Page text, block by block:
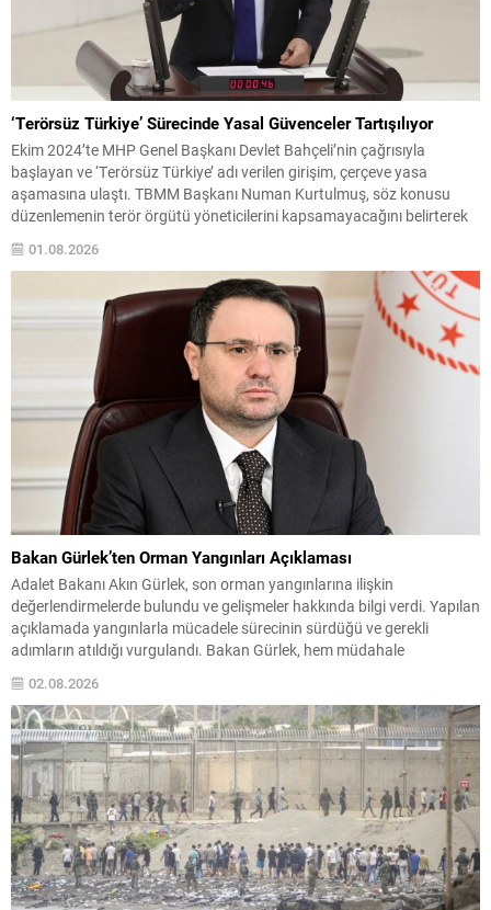
‘Terörsüz Türkiye’ Sürecinde Yasal Güvenceler Tartışılıyor
Ekim 2024’te MHP Genel Başkanı Devlet Bahçeli’nin çağrısıyla
başlayan ve ‘Terörsüz Türkiye’ adı verilen girişim, çerçeve yasa
aşamasına ulaştı. TBMM Başkanı Numan Kurtulmuş, söz konusu
düzenlemenin terör örgütü yöneticilerini kapsamayacağını belirterek
yasanın önümüzdeki hafta Meclis’e sunulacağını açıkladı. Yeni Parti
Diyarbakır Milletvekili Sezgin Tanrıkulu, sürecin uygulama boyutuna
ilişkin açıklamalarda bulundu ve...
01.08.2026
Bakan Gürlek’ten Orman Yangınları Açıklaması
Adalet Bakanı Akın Gürlek, son orman yangınlarına ilişkin
değerlendirmelerde bulundu ve gelişmeler hakkında bilgi verdi. Yapılan
açıklamada yangınlarla mücadele sürecinin sürdüğü ve gerekli
adımların atıldığı vurgulandı. Bakan Gürlek, hem müdahale
programlarının öncelikli olduğuna dikkat çekti. Konuyla ilgili alınan
tedbirlerin ve yürütülen çalışmaların...
02.08.2026